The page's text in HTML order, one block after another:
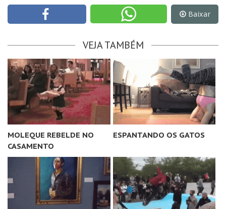
Baixar
VEJA TAMBÉM
MOLEQUE REBELDE NO
CASAMENTO
ESPANTANDO OS GATOS